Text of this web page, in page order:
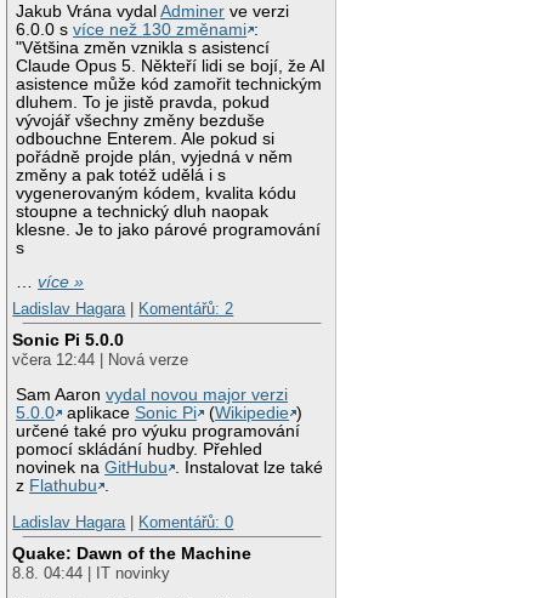
Jakub Vrána vydalAdminer ve verzi
6.0.0 svíce než 130 změnami :
"Většina změn vznikla s asistencí
Claude Opus 5. Někteří lidi se bojí, že AI
asistence může kód zamořit technickým
dluhem. To je jistě pravda, pokud
vývojář všechny změny bezduše
odbouchne Enterem. Ale pokud si
pořádně projde plán, vyjedná v něm
změny a pak totéž udělá i s
vygenerovaným kódem, kvalita kódu
stoupne a technický dluh naopak
klesne. Je to jako párové programování
s
…více »
Ladislav Hagara
Komentářů: 2
Sonic Pi 5.0.0
včera 12:44 | Nová verze
Sam Aaronvydal novou major verzi
5.0.0
aplikaceSonic Pi (Wikipedie )
určené také pro výuku programování
pomocí skládání hudby. Přehled
novinek naGitHubu . Instalovat lze také
z Flathubu .
Ladislav Hagara | Komentářů: 0
Quake: Dawn of the Machine
8.8. 04:44 | IT novinky